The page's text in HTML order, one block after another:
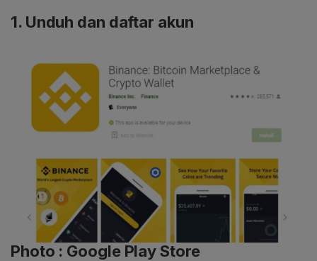
1. Unduh dan daftar akun
Photo : Google Play Store